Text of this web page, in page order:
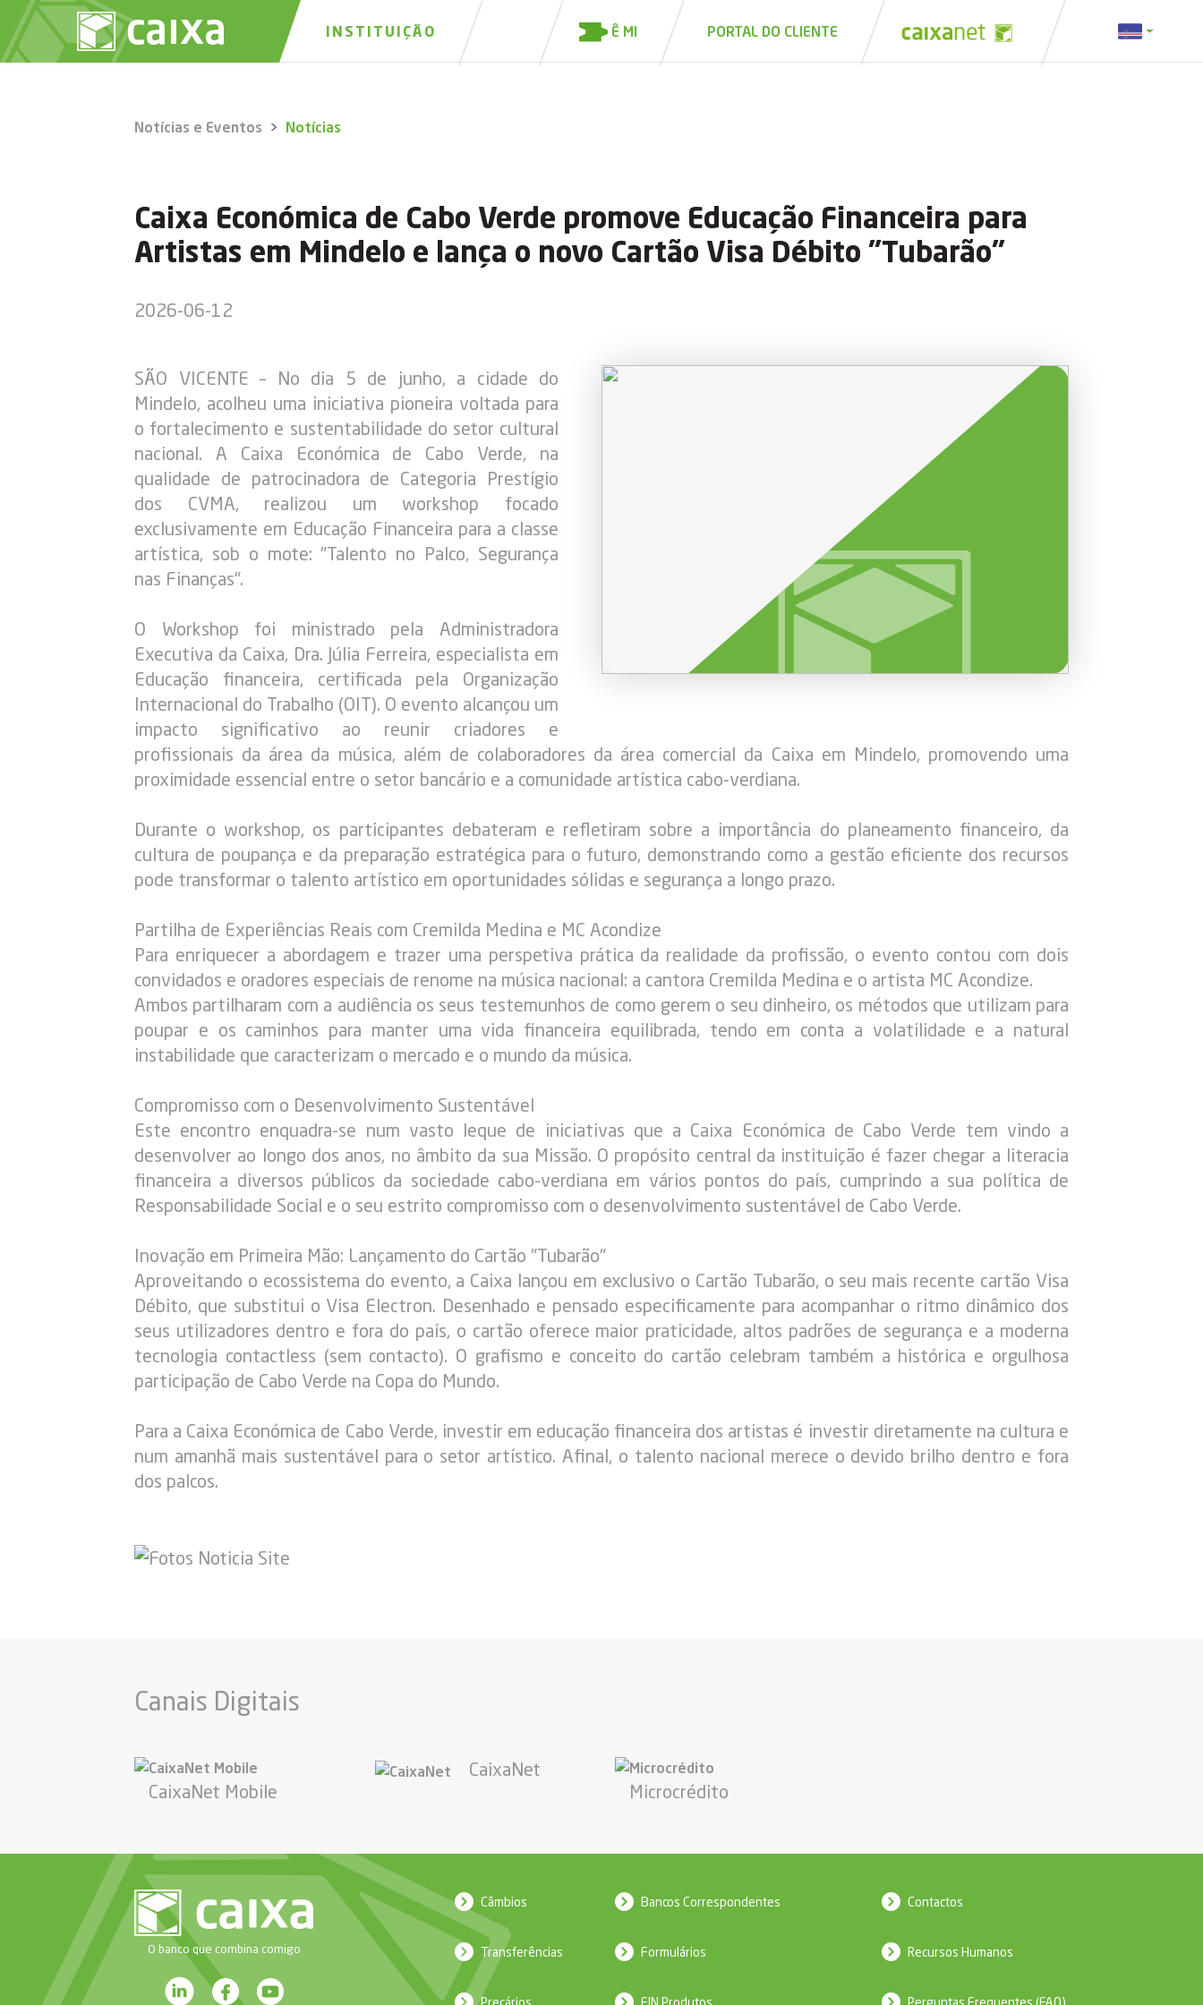
INSTITUIÇÃO Ê MI PORTAL DO CLIENTE
Notícias e Eventos Notícias
Caixa Económica de Cabo Verde promove Educação Financeira para
Artistas em Mindelo e lança o novo Cartão Visa Débito "Tubarão"
2026-06-12
SÃO VICENTE – No dia 5 de junho, a cidade do
Mindelo, acolheu uma iniciativa pioneira voltada para
o fortalecimento e sustentabilidade do setor cultural
nacional. A Caixa Económica de Cabo Verde, na
qualidade de patrocinadora de Categoria Prestígio
dos CVMA, realizou um workshop focado
exclusivamente em Educação Financeira para a classe
artística, sob o mote: "Talento no Palco, Segurança
nas Finanças".
O Workshop foi ministrado pela Administradora
Executiva da Caixa, Dra. Júlia Ferreira, especialista em
Educação financeira, certificada pela Organização
Internacional do Trabalho (OIT). O evento alcançou um
impacto significativo ao reunir criadores e
profissionais da área da música, além de colaboradores da área comercial da Caixa em Mindelo, promovendo uma
proximidade essencial entre o setor bancário e a comunidade artística cabo-verdiana.
Durante o workshop, os participantes debateram e refletiram sobre a importância do planeamento financeiro, da
cultura de poupança e da preparação estratégica para o futuro, demonstrando como a gestão eficiente dos recursos
pode transformar o talento artístico em oportunidades sólidas e segurança a longo prazo.
Partilha de Experiências Reais com Cremilda Medina e MC Acondize
Para enriquecer a abordagem e trazer uma perspetiva prática da realidade da profissão, o evento contou com dois
convidados e oradores especiais de renome na música nacional: a cantora Cremilda Medina e o artista MC Acondize.
Ambos partilharam com a audiência os seus testemunhos de como gerem o seu dinheiro, os métodos que utilizam para
poupar e os caminhos para manter uma vida financeira equilibrada, tendo em conta a volatilidade e a natural
instabilidade que caracterizam o mercado e o mundo da música.
Compromisso com o Desenvolvimento Sustentável
Este encontro enquadra-se num vasto leque de iniciativas que a Caixa Económica de Cabo Verde tem vindo a
desenvolver ao longo dos anos, no âmbito da sua Missão. O propósito central da instituição é fazer chegar a literacia
financeira a diversos públicos da sociedade cabo-verdiana em vários pontos do país, cumprindo a sua política de
Responsabilidade Social e o seu estrito compromisso com o desenvolvimento sustentável de Cabo Verde.
Inovação em Primeira Mão: Lançamento do Cartão "Tubarão"
Aproveitando o ecossistema do evento, a Caixa lançou em exclusivo o Cartão Tubarão, o seu mais recente cartão Visa
Débito, que substitui o Visa Electron. Desenhado e pensado especificamente para acompanhar o ritmo dinâmico dos
seus utilizadores dentro e fora do país, o cartão oferece maior praticidade, altos padrões de segurança e a moderna
tecnologia contactless (sem contacto). O grafismo e conceito do cartão celebram também a histórica e orgulhosa
participação de Cabo Verde na Copa do Mundo.
Para a Caixa Económica de Cabo Verde, investir em educação financeira dos artistas é investir diretamente na cultura e
num amanhã mais sustentável para o setor artístico. Afinal, o talento nacional merece o devido brilho dentro e fora
dos palcos.
Canais Digitais
CaixaNet Mobile
CaixaNet
Microcrédito
O banco que combina comigo
Câmbios Bancos Correspondentes Contactos
Transferências Formulários Recursos Humanos
Preçários FIN Produtos Perguntas Frequentes (FAQ)